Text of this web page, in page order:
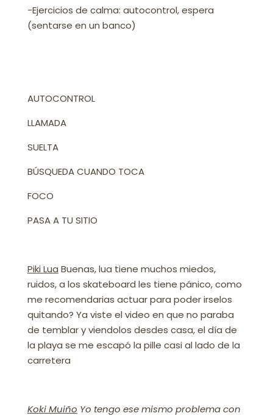
-Ejercicios de calma: autocontrol, espera
(sentarse en un banco)
AUTOCONTROL
LLAMADA
SUELTA
BÚSQUEDA CUANDO TOCA
FOCO
PASA A TU SITIO
Piki Lua Buenas, lua tiene muchos miedos,
ruidos, a los skateboard les tiene pánico, como
me recomendarias actuar para poder irselos
quitando? Ya viste el video en que no paraba
de temblar y viendolos desdes casa, el día de
la playa se me escapó la pille casi al lado de la
carretera
Koki Muiño Yo tengo ese mismo problema con